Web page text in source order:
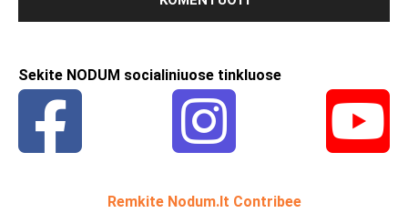
Sekite NODUM socialiniuose tinkluose
Remkite Nodum.lt Contribee